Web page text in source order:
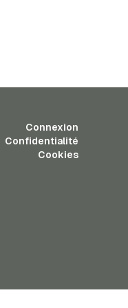
Connexion
Confidentialité
Cookies